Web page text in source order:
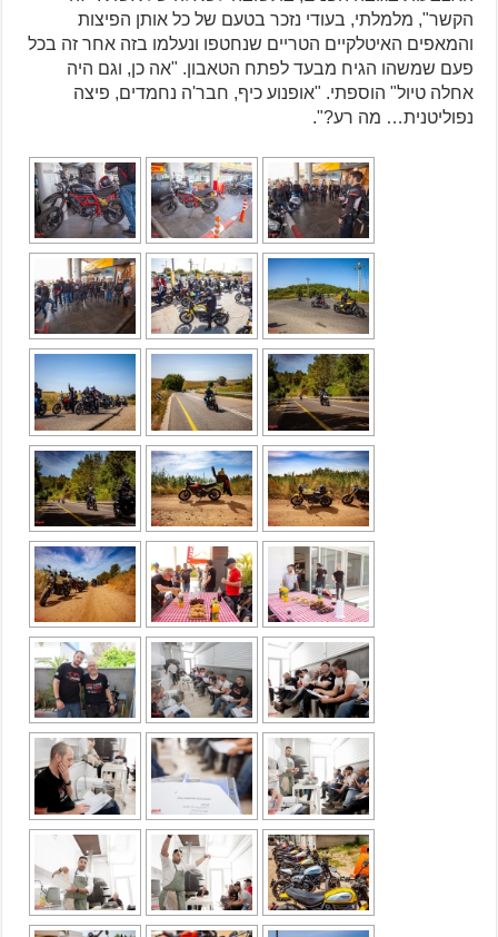
הקשר", מלמלתי, בעודי נזכר בטעם של כל אותן הפיצות
והמאפים האיטלקיים הטריים שנחטפו ונעלמו בזה אחר זה בכל
פעם שמשהו הגיח מבעד לפתח הטאבון. "אה כן, וגם היה
אחלה טיול" הוספתי. "אופנוע כיף, חבר'ה נחמדים, פיצה
נפוליטנית… מה רע?".